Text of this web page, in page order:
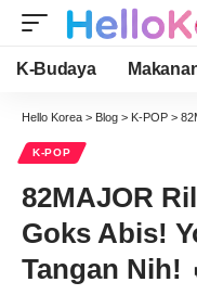
K-Budaya
Hello Korea > Blog > K-POP >
K-POP
82MAJOR
Goks Abis!
Tangan Nih!